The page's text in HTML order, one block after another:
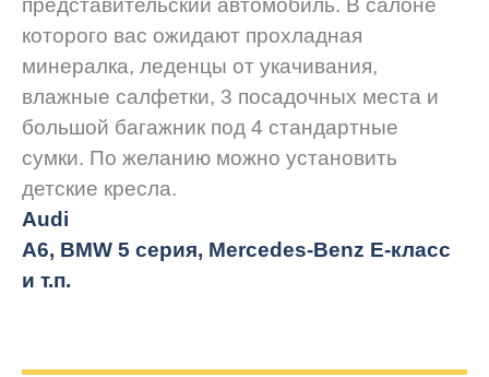
представительский автомобиль. В салоне
которого вас ожидают прохладная
минералка, леденцы от укачивания,
влажные салфетки, 3 посадочных места и
большой багажник под 4 стандартные
сумки. По желанию можно установить
детские кресла.
Audi
A6, BMW 5 серия, Mercedes-Benz E-класс
и т.п.